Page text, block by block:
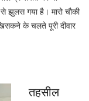
झुलस गया है। मारो चौकी
के चलते पूरी दीवार
तहसील